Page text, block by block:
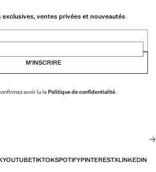
ventes privées et nouveautés
M’INSCRIRE
avoir lu la Politique de confidentialité.
YOUTUBETIKTOKSPOTIFYPINTERESTXLINKEDIN